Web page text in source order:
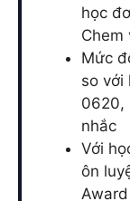
học
Chem
Mức
so với
0620,
nhắc
Với
ôn